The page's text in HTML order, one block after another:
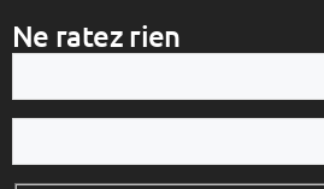
Ne ratez rien
Votre
mail
Votre